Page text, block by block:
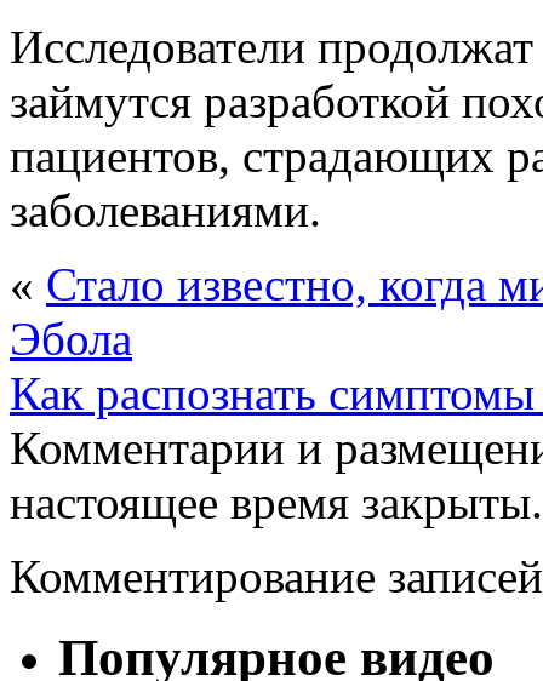
Исследователи
займутся разработкой
пациентов, страдающих
заболеваниями.
« Стало известно, когда
Эбола
Как распознать
Комментарии и
настоящее время закрыты.
Комментирование
Популярное видео